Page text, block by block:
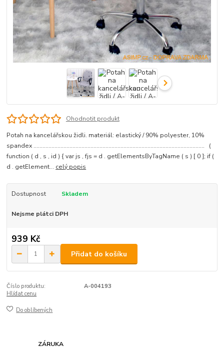
Ohodnotit produkt
Potah na kancelářskou židli. materiál: elastický / 90% polyester, 10%
spandex .................................................................................................................. (
function ( d , s , id ) { var js , fjs = d . getElementsByTagName ( s ) [ 0 ]; if (
d . getElement... celý popis
Dostupnost Skladem
Nejsme plátci DPH
939 Kč
Přidat do košíku
Číslo produktu:
A-004193
Hlídat cenu
Do oblíbených
ZÁRUKA